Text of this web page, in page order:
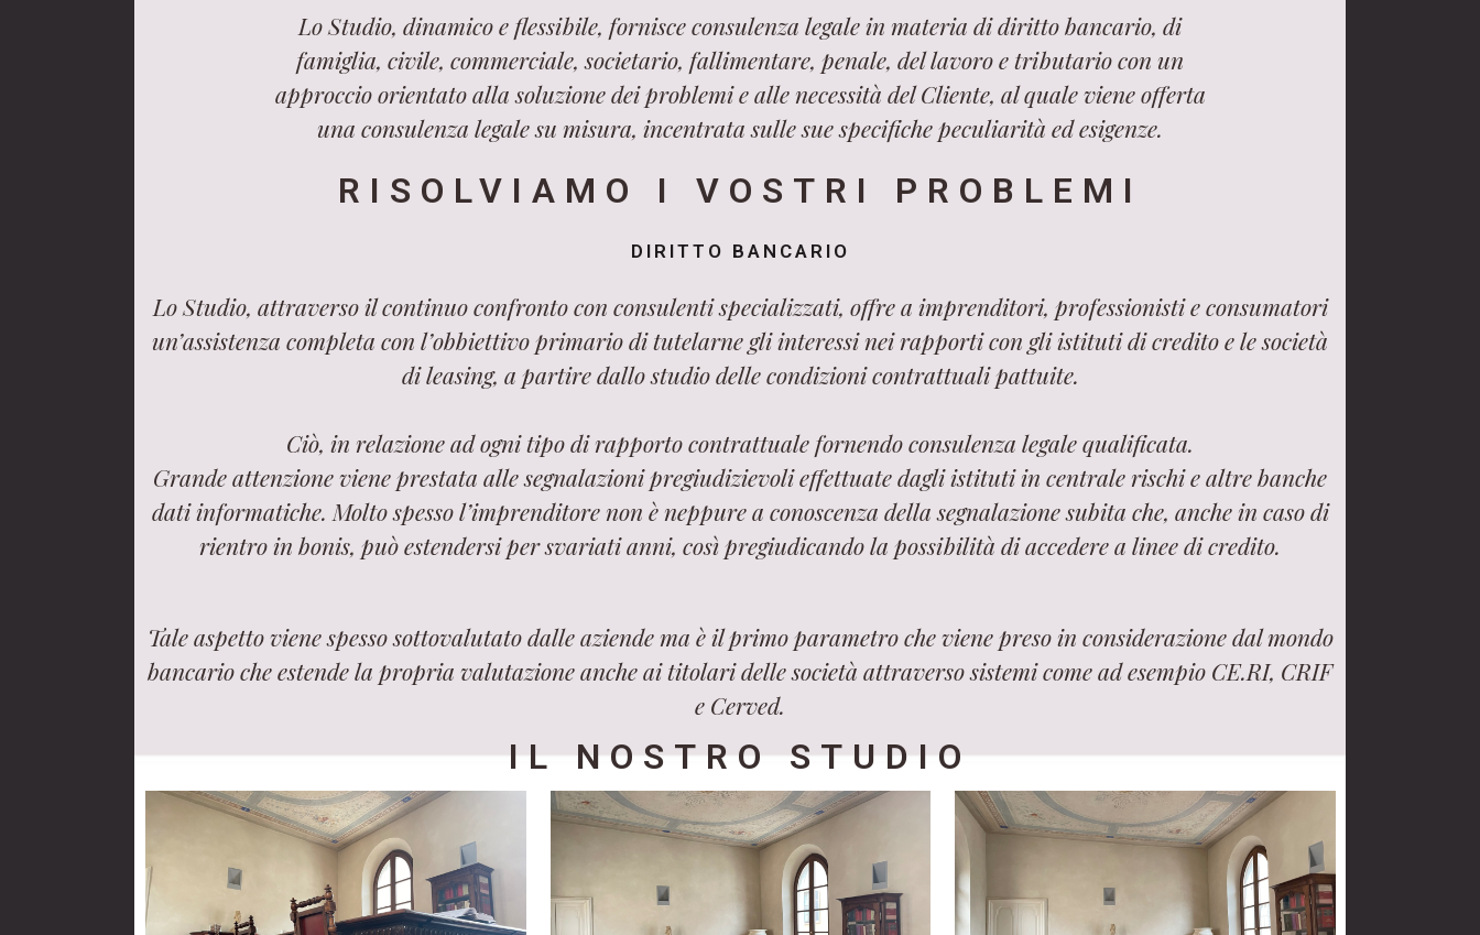
Lo Studio, dinamico e flessibile, fornisce consulenza legale in materia di diritto bancario, di
famiglia, civile, commerciale, societario, fallimentare, penale, del lavoro e tributario con un
approccio orientato alla soluzione dei problemi e alle necessità del Cliente, al quale viene offerta
una consulenza legale su misura, incentrata sulle sue specifiche peculiarità ed esigenze.
RISOLVIAMO I VOSTRI PROBLEMI
DIRITTO BANCARIO
Lo Studio, attraverso il continuo confronto con consulenti specializzati, offre a imprenditori, professionisti e consumatori
un’assistenza completa con l’obbiettivo primario di tutelarne gli interessi nei rapporti con gli istituti di credito e le società
di leasing, a partire dallo studio delle condizioni contrattuali pattuite.
Ciò, in relazione ad ogni tipo di rapporto contrattuale fornendo consulenza legale qualificata.
Grande attenzione viene prestata alle segnalazioni pregiudizievoli effettuate dagli istituti in centrale rischi e altre banche
dati informatiche. Molto spesso l’imprenditore non è neppure a conoscenza della segnalazione subita che, anche in caso di
rientro in bonis, può estendersi per svariati anni, così pregiudicando la possibilità di accedere a linee di credito.
Tale aspetto viene spesso sottovalutato dalle aziende ma è il primo parametro che viene preso in considerazione dal mondo
bancario che estende la propria valutazione anche ai titolari delle società attraverso sistemi come ad esempio CE.RI, CRIF
e Cerved.
IL NOSTRO STUDIO